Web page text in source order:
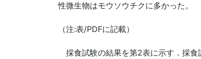
性微生物はモウソウチクに多かった。
（注:表/PDFに記載）
採食試験の結果を第2表に示す．採食